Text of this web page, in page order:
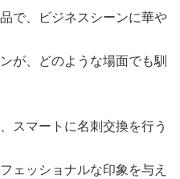
で、ビジネスシーンに華や
が、どのような場面でも馴
スマートに名刺交換を行う
ェッショナルな印象を与え